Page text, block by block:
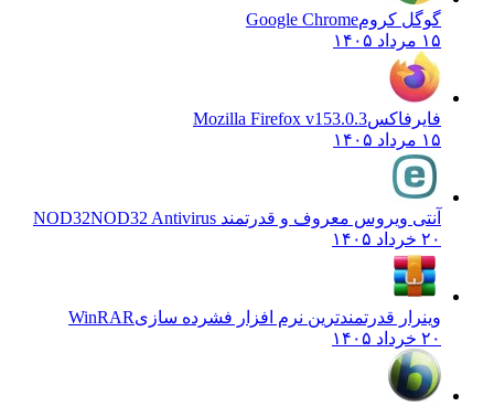
گوگل کرومGoogle Chrome
۱۵ مرداد ۱۴۰۵
فایرفاکسMozilla Firefox v153.0.3
۱۵ مرداد ۱۴۰۵
آنتی ویروس معروف و قدرتمند NOD32 NOD32 Antivirus
۲۰ خرداد ۱۴۰۵
وینرار قدرتمندترین نرم افزار فشرده سازیWinRAR
۲۰ خرداد ۱۴۰۵